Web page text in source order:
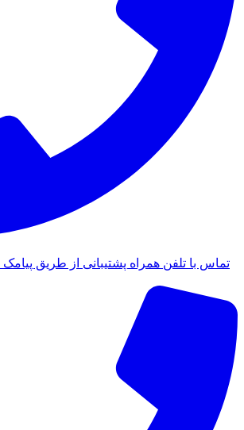
تماس با تلفن همراه پشتیبانی از طریق